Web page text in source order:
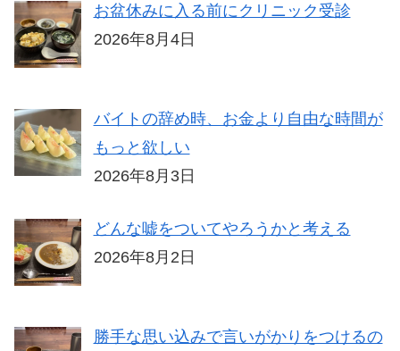
お盆休みに入る前にクリニック受診
2026年8月4日
バイトの辞め時、お金より自由な時間が
もっと欲しい
2026年8月3日
どんな嘘をついてやろうかと考える
2026年8月2日
勝手な思い込みで言いがかりをつけるの